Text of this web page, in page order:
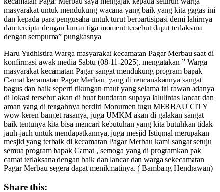
masyarakat untuk mendukung wacana yang baik yang kita gagas ini
dan kepada para pengusaha untuk turut berpartisipasi demi lahirnya
dan tercipta dengan lancar tiga moment tersebut dapat terlaksana
dengan sempurna” pungkasnya
Haru Yudhistira Warga masyarakat kecamatan Pagar Merbau saat di
konfirmasi awak media Sabtu (08-11-2025). mengatakan ” Warga
masyarakat kecamatan Pagar sangat mendukung program bapak
Camat kecamatan Pagar Merbau, yang di rencanakannya sangat
bagus dan baik seperti tikungan maut yang selama ini rawan adanya
di lokasi tersebut akan di buat bundaran supaya lalulintas lancar dan
aman yang di tengahnya berdiri Monumen tugu MERBAU CITY
wow keren banget rasanya, juga UMKM akan di galakan sangat
baik tentunya kita bisa mencari kebutuhan yang kita butuhkan tidak
jauh-jauh untuk mendapatkannya, juga mesjid Istiqmal merupakan
mesjid yang terbaik di kecamatan Pagar Merbau kami sangat setuju
semua program bapak Camat , semoga yang di programkan pak
camat terlaksana dengan baik dan lancar dan warga sekecamatan
Pagar Merbau segera dapat menikmatinya. ( Bambang Hendrawan)
Share this: